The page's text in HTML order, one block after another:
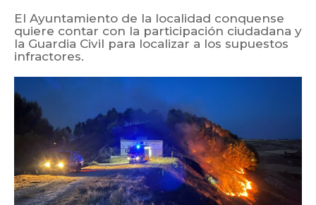
El Ayuntamiento de la localidad conquense
quiere contar con la participación ciudadana y
la Guardia Civil para localizar a los supuestos
infractores.